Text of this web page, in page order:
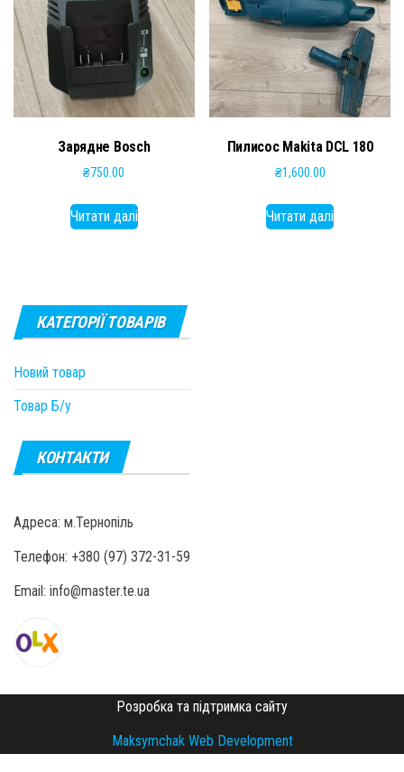
Зарядне Bosch
₴750.00
Читати далі
Пилисос Makita DCL 180
₴1,600.00
Читати далі
КАТЕГОРІЇ ТОВАРІВ
Новий товар
Товар Б/у
КОНТАКТИ
Адреса: м.Тернопіль
Телефон: +380 (97) 372-31-59
Email: info@master.te.ua
Розробка та підтримка сайту
Maksymchak Web Development